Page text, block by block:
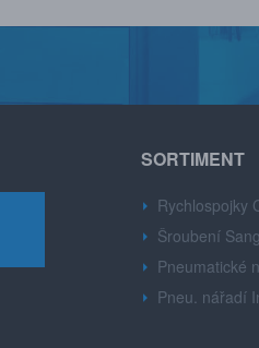
SORTIMENT
Rychlospojky
Šroubení
Pneumatické
Pneu. nářadí